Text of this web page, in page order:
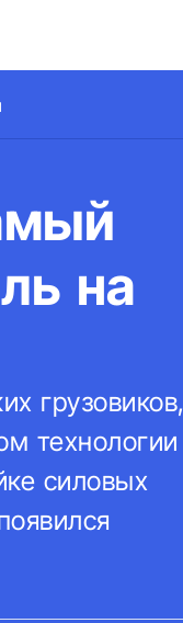
на
грузовиков,
технологии
силовых